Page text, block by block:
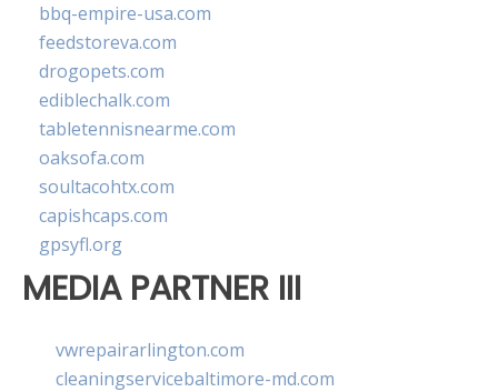
bbq-empire-usa.com
feedstoreva.com
drogopets.com
ediblechalk.com
tabletennisnearme.com
oaksofa.com
soultacohtx.com
capishcaps.com
gpsyfl.org
MEDIA PARTNER III
vwrepairarlington.com
cleaningservicebaltimore-md.com